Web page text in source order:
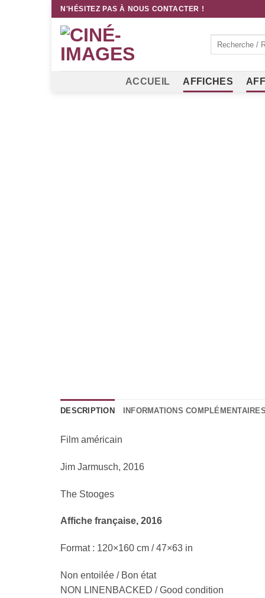
Passer
contenu
N'HÉSITEZ PAS À NOUS CONTACTER !
ACCUEIL AFFICHES
DESCRIPTION INFORMATIONS COMPLÉMENTAIRES
Film américain
Jim Jarmusch, 2016
The Stooges
Affiche française, 2016
Format : 120×160 cm / 47×63 in
Non entoilée / Bon état
NON LINENBACKED / Good condition